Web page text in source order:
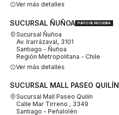
Ver más detalles
SUCURSAL ÑUÑOA PUNTO DE RECOGIDA
Sucursal Ñuñoa
Av. Irarrázaval, 3101
Santiago - Ñuñoa
Región Metropolitana - Chile
Ver más detalles
SUCURSAL MALL PASEO QUILÍN
Sucursal Mall Paseo Quilín
Calle Mar Tirreno , 3349
Santiago - Peñalolén